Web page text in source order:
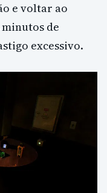
e voltar ao
de
excessivo.